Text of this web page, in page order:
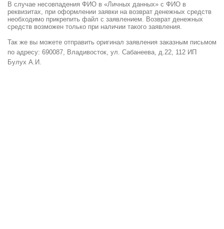
В случае несовпадения ФИО в «Личных данных» с ФИО в
реквизитах, при оформлении заявки на возврат денежных средств
необходимо прикрепить файл с заявлением. Возврат денежных
средств возможен только при наличии такого заявления.
Так же вы можете отправить оригинал заявления заказным письмом
по адресу: 690087, Владивосток, ул. Сабанеева, д.22, 112 ИП
Булух А.И.